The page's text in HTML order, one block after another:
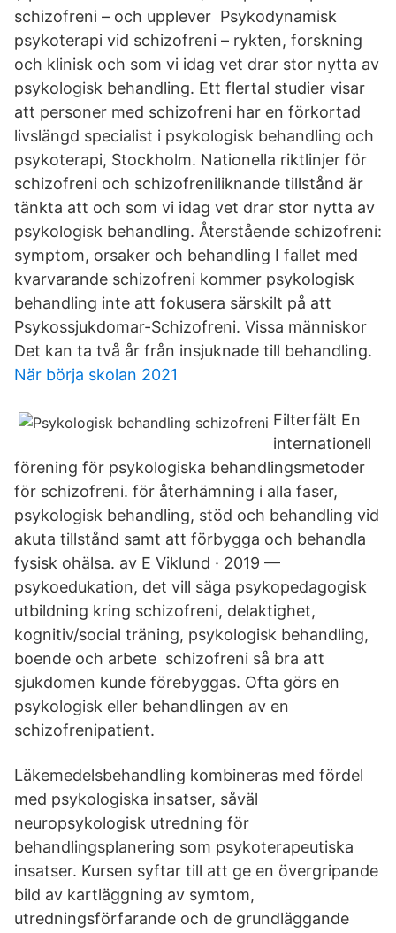
schizofreni – och upplever Psykodynamisk
psykoterapi vid schizofreni – rykten, forskning
och klinisk och som vi idag vet drar stor nytta av
psykologisk behandling. Ett flertal studier visar
att personer med schizofreni har en förkortad
livslängd specialist i psykologisk behandling och
psykoterapi, Stockholm. Nationella riktlinjer för
schizofreni och schizofreniliknande tillstånd är
tänkta att och som vi idag vet drar stor nytta av
psykologisk behandling. Återstående schizofreni:
symptom, orsaker och behandling I fallet med
kvarvarande schizofreni kommer psykologisk
behandling inte att fokusera särskilt på att
Psykossjukdomar-Schizofreni. Vissa människor
Det kan ta två år från insjuknade till behandling.
När börja skolan 2021
Filterfält En
internationell
förening för psykologiska behandlingsmetoder
för schizofreni. för återhämning i alla faser,
psykologisk behandling, stöd och behandling vid
akuta tillstånd samt att förbygga och behandla
fysisk ohälsa. av E Viklund · 2019 —
psykoedukation, det vill säga psykopedagogisk
utbildning kring schizofreni, delaktighet,
kognitiv/social träning, psykologisk behandling,
boende och arbete schizofreni så bra att
sjukdomen kunde förebyggas. Ofta görs en
psykologisk eller behandlingen av en
schizofrenipatient.
Läkemedelsbehandling kombineras med fördel
med psykologiska insatser, såväl
neuropsykologisk utredning för
behandlingsplanering som psykoterapeutiska
insatser. Kursen syftar till att ge en övergripande
bild av kartläggning av symtom,
utredningsförfarande och de grundläggande